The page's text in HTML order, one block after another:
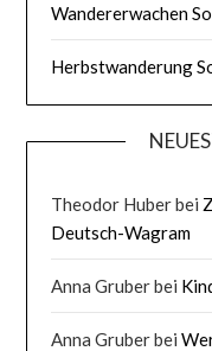
Wandererwachen
Herbstwanderung
Theodor Huberbei
Deutsch-Wagram
Anna Gruberbei
Anna Gruberbei